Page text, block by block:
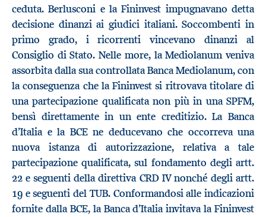
ceduta. Berlusconi e la Fininvest impugnavano detta
decisione dinanzi ai giudici italiani. Soccombenti in
primo grado, i ricorrenti vincevano dinanzi al
Consiglio di Stato. Nelle more, la Mediolanum veniva
assorbita dalla sua controllata Banca Mediolanum, con
la conseguenza che la Fininvest si ritrovava titolare di
una partecipazione qualificata non più in una SPFM,
bensì direttamente in un ente creditizio. La Banca
d’Italia e la BCE ne deducevano che occorreva una
nuova istanza di autorizzazione, relativa a tale
partecipazione qualificata, sul fondamento degli artt.
22 e seguenti della direttiva CRD IV nonché degli artt.
19 e seguenti del TUB. Conformandosi alle indicazioni
fornite dalla BCE, la Banca d’Italia invitava la Fininvest